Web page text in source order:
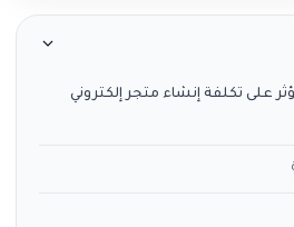
على تكلفة إنشاء متجر إلكتروني